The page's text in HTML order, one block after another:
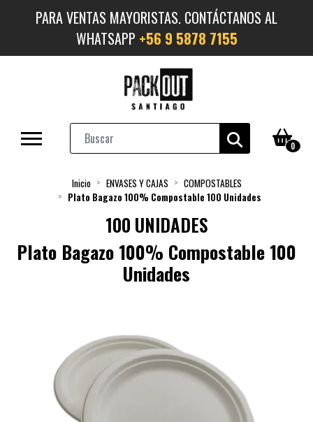
PARA VENTAS MAYORISTAS. CONTÁCTANOS AL
WHATSAPP +56 9 5878 7155
0
Inicio ENVASES Y CAJAS
COMPOSTABLES
Plato Bagazo 100% Compostable 100 Unidades
100 UNIDADES
Plato Bagazo 100% Compostable 100
Unidades